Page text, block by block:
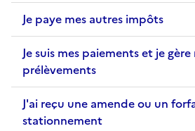
Je paye mes autres impôts
Je suis mes paiements et je gère
prélèvements
J'ai reçu une amende ou un
stationnement